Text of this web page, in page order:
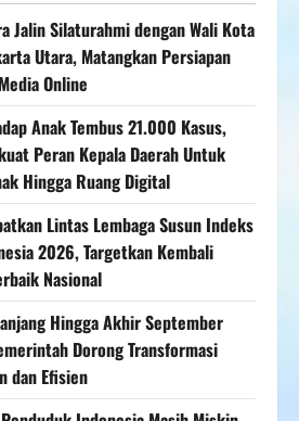
Jalin Silaturahmi dengan Wali Kota
Utara, Matangkan Persiapan
Online
Anak Tembus 21.000 Kasus,
Peran Kepala Daerah Untuk
Hingga Ruang Digital
Lintas Lembaga Susun Indeks
2026, Targetkan Kembali
Nasional
Hingga Akhir September
Dorong Transformasi
dan Efisien